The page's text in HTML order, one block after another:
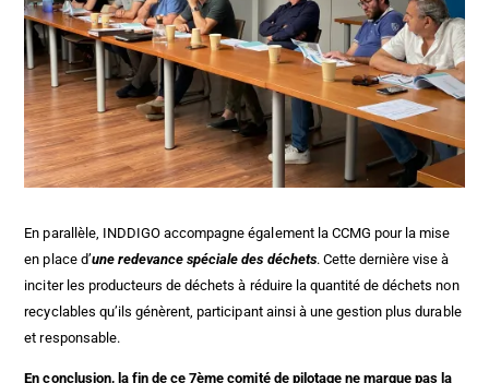
En parallèle, INDDIGO accompagne également la CCMG pour la mise
en place d’une redevance spéciale des déchets. Cette dernière vise à
inciter les producteurs de déchets à réduire la quantité de déchets non
recyclables qu’ils génèrent, participant ainsi à une gestion plus durable
et responsable.
En conclusion, la fin de ce 7ème comité de pilotage ne marque pas la